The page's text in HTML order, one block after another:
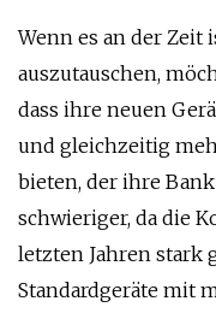
Wenn es an der Zeit
auszutauschen,
dass ihre neuen
und gleichzeitig
bieten, der ihre
schwieriger, da die
letzten Jahren stark
Standardgeräte mit